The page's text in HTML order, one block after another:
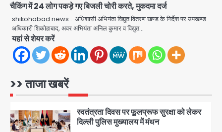
चैकिंग में 24 लोग पकड़े गए बिजली चोरी करते, मुकदमा दर्ज
shikohabad news : अधिशासी अभियंता विद्युत वितरण खण्ड के निर्देश पर उपखण्ड
अधिकारी शिकोहाबाद, अवर अभियंता अनिल कुमार व विद्युत…
यहां से शेयर करें
>> ताजा खबरें
5
Team JHJ
आॅपरेशन विस्टा 1.0: वीजा शर्तों का उल्लंघन
करने वाले 11 बांग्लादेशी नागरिक सेंट्रल जिला
पुलिस के हत्थे चढ़े
Team JHJ
2
दिल्ली पुलिस मुख्यालय में मंथन
Team JHJ